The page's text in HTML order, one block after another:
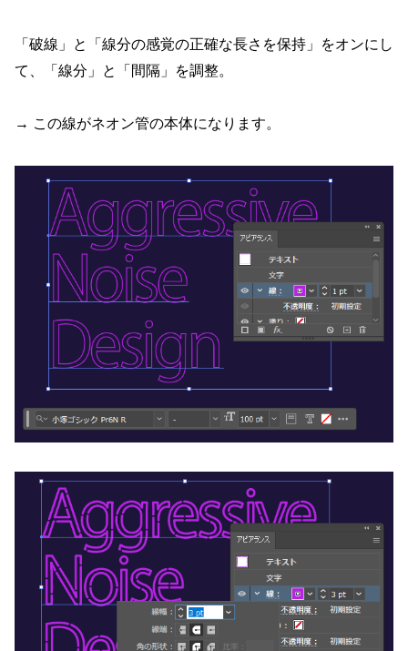
「破線」と「線分の感覚の正確な長さを保持」をオンにし
て、「線分」と「間隔」を調整。
→ この線がネオン管の本体になります。